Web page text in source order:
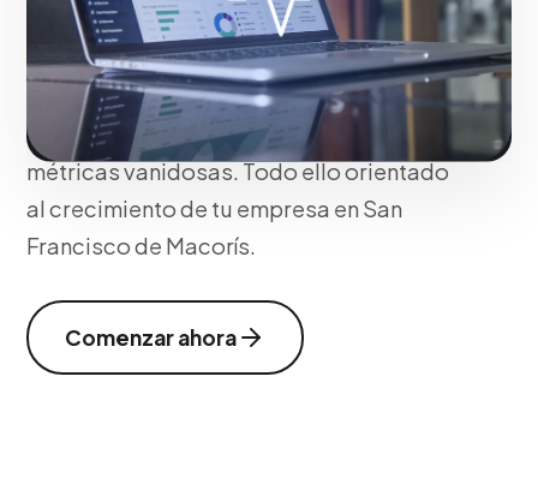
solucionamos problemas de atribución
multicanal y estructuramos dashboards
en tiempo real que reflejan los KPIs
exactos del negocio sin la fricción de
métricas vanidosas. Todo ello orientado
al crecimiento de tu empresa en San
Francisco de Macorís.
Comenzar ahora